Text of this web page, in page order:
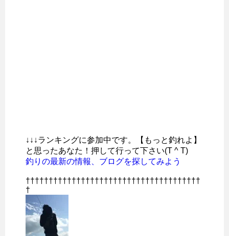
↓↓↓ランキングに参加中です。【もっと釣れよ】
と思ったあなた！押して行って下さい(T ^ T)
釣りの最新の情報、ブログを探してみよう
††††††††††††††††††††††††††††††††††††††
†